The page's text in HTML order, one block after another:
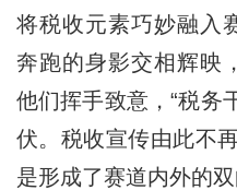
将税收元素巧妙融入
奔跑的身影交相辉映
他们挥手致意，“税务
伏。税收宣传由此不
是形成了赛道内外的双